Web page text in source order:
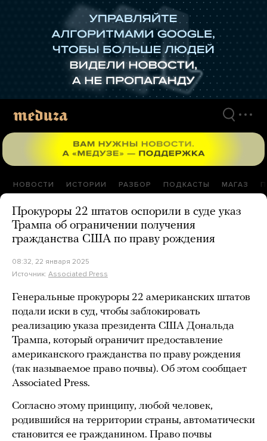
НОВОСТИ ИСТОРИИ РАЗБОР ПОДКАСТЫ МАГАЗ
Прокуроры 22 штатов оспорили в суде указ
Трампа об ограничении получения
гражданства США по праву рождения
08:32, 22 января 2025
Источник: Associated Press
Генеральные прокуроры 22 американских штатов
подали иски в суд, чтобы заблокировать
реализацию указа президента США Дональда
Трампа, который ограничит предоставление
американского гражданства по праву рождения
(так называемое право почвы). Об этом сообщает
Associated Press.
Согласно этому принципу, любой человек,
родившийся на территории страны, автоматически
становится ее гражданином. Право почвы